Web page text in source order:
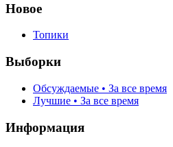
Новое
Топики
Выборки
Обсуждаемые • За все время
Лучшие • За все время
Информация